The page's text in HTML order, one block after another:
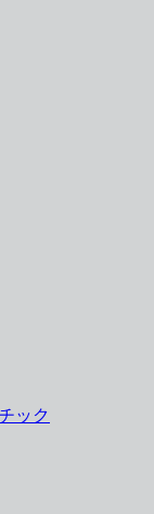
ック